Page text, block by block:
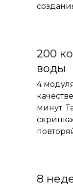
200
воды
4
минут.
8